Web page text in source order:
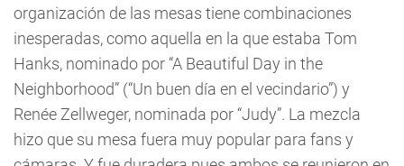
organización de las mesas tiene combinaciones
inesperadas, como aquella en la que estaba Tom
Hanks, nominado por “A Beautiful Day in the
Neighborhood” (“Un buen día en el vecindario”) y
Renée Zellweger, nominada por “Judy”. La mezcla
hizo que su mesa fuera muy popular para fans y